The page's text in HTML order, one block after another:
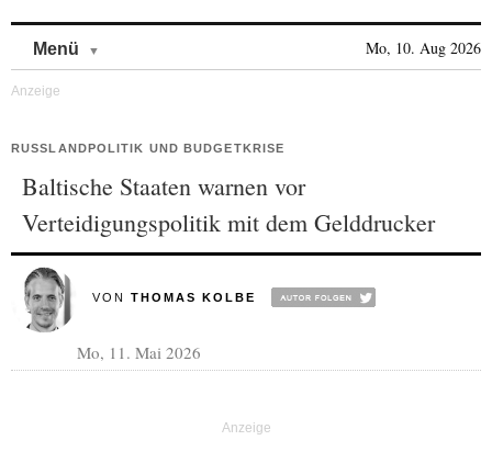
Menü Mo, 10. Aug 2026
RUSSLANDPOLITIK UND BUDGETKRISE
Baltische Staaten warnen vor
Verteidigungspolitik mit dem Gelddrucker
VON THOMAS KOLBE
Mo, 11. Mai 2026